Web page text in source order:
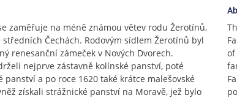
zaměřuje na méně známou větev rodu Žerotínů,
středních Čechách. Rodovým sídlem Žerotínů byl
renesanční zámeček v Nových Dvorech.
nejprve zástavně kolínské panství, poté
panství a po roce 1620 také krátce malešovské
získali strážnické panství na Moravě, jež bylo
of